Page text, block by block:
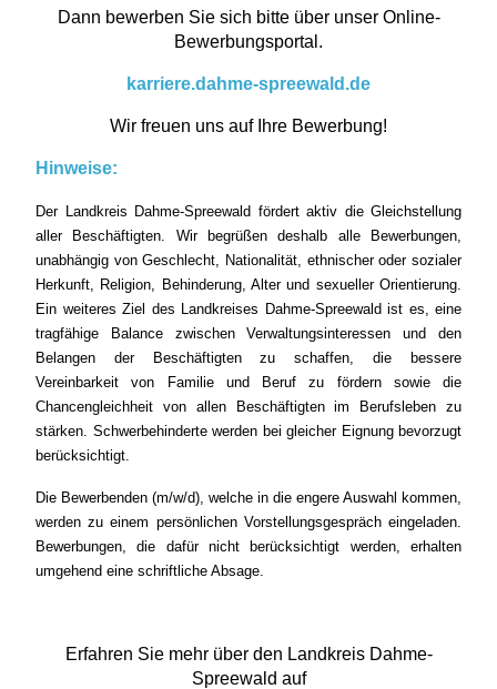
Dann bewerben Sie sich bitte über unser Online-
Bewerbungsportal.
karriere.dahme-spreewald.de
Wir freuen uns auf Ihre Bewerbung!
Hinweise:
Der Landkreis Dahme-Spreewald fördert aktiv die Gleichstellung
aller Beschäftigten. Wir begrüßen deshalb alle Bewerbungen,
unabhängig von Geschlecht, Nationalität, ethnischer oder sozialer
Herkunft, Religion, Behinderung, Alter und sexueller Orientierung.
Ein weiteres Ziel des Landkreises Dahme-Spreewald ist es, eine
tragfähige Balance zwischen Verwaltungsinteressen und den
Belangen der Beschäftigten zu schaffen, die bessere
Vereinbarkeit von Familie und Beruf zu fördern sowie die
Chancengleichheit von allen Beschäftigten im Berufsleben zu
stärken. Schwerbehinderte werden bei gleicher Eignung bevorzugt
berücksichtigt.
Die Bewerbenden (m/w/d), welche in die engere Auswahl kommen,
werden zu einem persönlichen Vorstellungsgespräch eingeladen.
Bewerbungen, die dafür nicht berücksichtigt werden, erhalten
umgehend eine schriftliche Absage.
Erfahren Sie mehr über den Landkreis Dahme-
Spreewald auf